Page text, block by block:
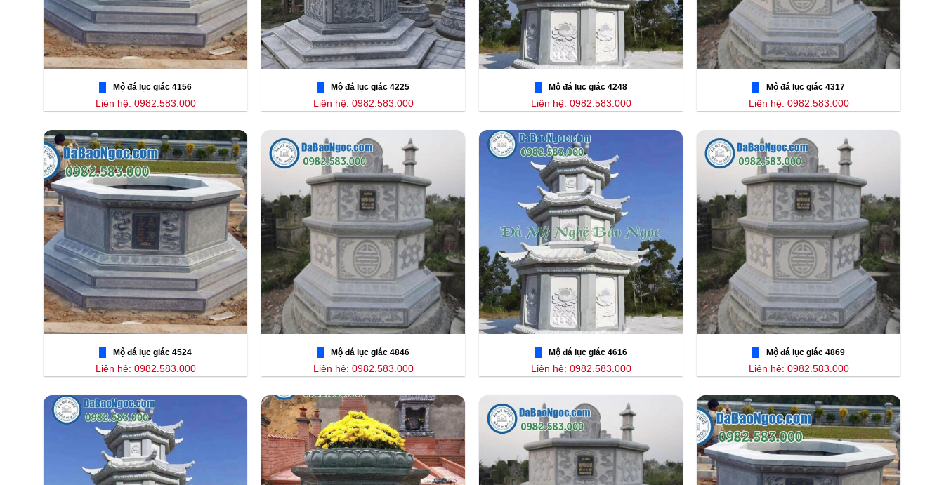
Mộ đá lục giác 4156
Liên hệ: 0982.583.000
Mộ đá lục giác 4225
Liên hệ: 0982.583.000
Mộ đá lục giác 4248
Liên hệ: 0982.583.000
Mộ đá lục giác 4317
Liên hệ: 0982.583.000
Mộ đá lục giác 4524
Liên hệ: 0982.583.000
Mộ đá lục giác 4846
Liên hệ: 0982.583.000
Mộ đá lục giác 4616
Liên hệ: 0982.583.000
Mộ đá lục giác 4869
Liên hệ: 0982.583.000